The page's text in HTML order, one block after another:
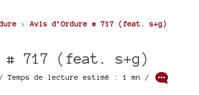
> Avis d’Ordure # 717 (feat. s+g)
# 717 (feat. s+g)
Temps de lecture estimé : 1 mn /